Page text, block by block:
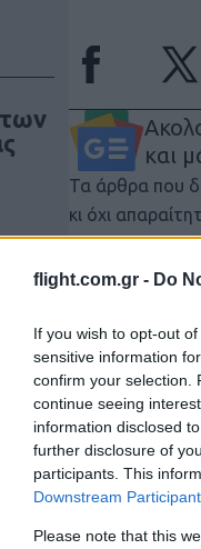
flight.com.gr - Do
If you wish to opt-out
sensitive information
confirm your selection.
continue seeing
information disclosed
further disclosure of
participants. This
Downstream
Please note that this
των
τις
και
Τα άρθρα που
κι όχι
έγκριση. Σε
διατηρεί το